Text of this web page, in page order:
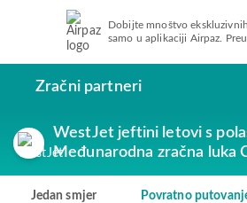
Dobijte mnoštvo
samo u aplikaciji Airpaz.
Zračni partneri
WestJet jeftini letovi s
Međunarodna zračna luka
Jedan smjer Povratno